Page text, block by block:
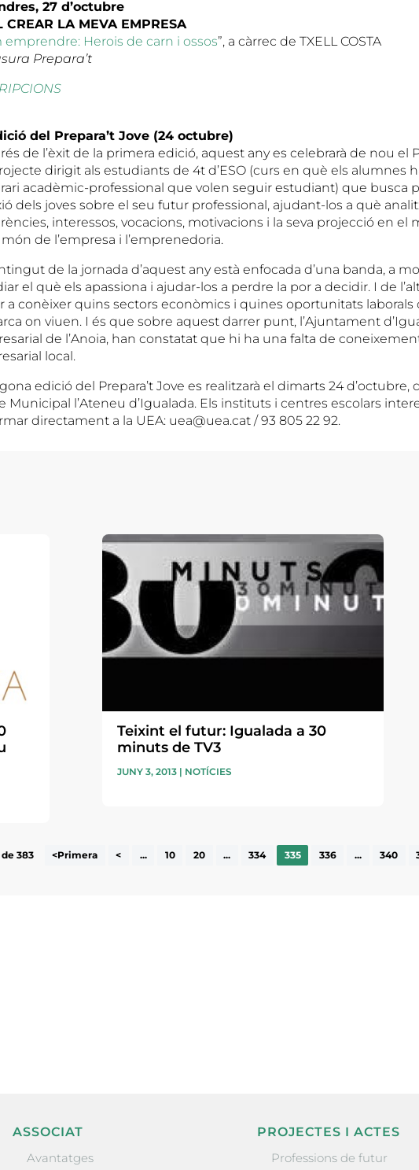
27 d’octubre
CREAR LA MEVA EMPRESA
emprendre: Herois de carn i ossos”, a càrrec de TXELL COSTA
Prepara’t
del Prepara’t Jove (24 octubre)
de l’èxit de la primera edició, aquest any es celebrarà de nou el
dirigit als estudiants de 4t d’ESO (curs en què els alumnes
acadèmic-professional que volen seguir estudiant) que busca
dels joves sobre el seu futur professional, ajudant-los a què
interessos, vocacions, motivacions i la seva projecció en el
de l’empresa i l’emprenedoria.
de la jornada d’aquest any està enfocada d’una banda, a
el què els apassiona i ajudar-los a perdre la por a decidir. I de
a conèixer quins sectors econòmics i quines oportunitats laborals
on viuen. I és que sobre aquest darrer punt, l’Ajuntament
de l’Anoia, han constatat que hi ha una falta de
local.
edició del Prepara’t Jove es realitzarà el dimarts 24 d’octubre,
Municipal l’Ateneu d’Igualada. Els instituts i centres escolars
directament a la UEA: uea@uea.cat / 93 805 22 92.
Teixint el futur: Igualada a 30
minuts de TV3
JUNY 3, 2013| NOTÍCIES
383 <Primera < ... 10 20 ... 334 335 336 ... 340
ASSOCIAT
Avantatges
PROJECTES I ACTES
Professions de futur